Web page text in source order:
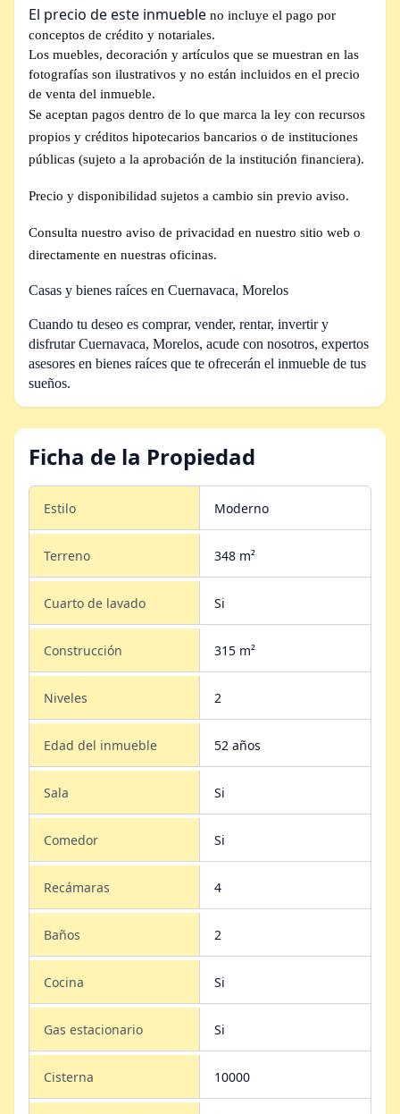
El precio de este inmueble no incluye el pago por
conceptos de crédito y notariales.
Los muebles, decoración y artículos que se muestran en las
fotografías son ilustrativos y no están incluidos en el precio
de venta del inmueble.
Se aceptan pagos dentro de lo que marca la ley con recursos
propios y créditos hipotecarios bancarios o de instituciones
públicas (sujeto a la aprobación de la institución financiera).
Precio y disponibilidad sujetos a cambio sin previo aviso.
Consulta nuestro aviso de privacidad en nuestro sitio web o
directamente en nuestras oficinas.
Casas y bienes raíces en Cuernavaca, Morelos
Cuando tu deseo es comprar, vender, rentar, invertir y
disfrutar Cuernavaca, Morelos, acude con nosotros, expertos
asesores en bienes raíces que te ofrecerán el inmueble de tus
sueños.
Ficha de la Propiedad
Estilo Moderno
Terreno 348 m²
Cuarto de lavado Si
Construcción 315 m²
Niveles 2
Edad del inmueble 52 años
Sala Si
Comedor Si
Recámaras 4
Baños 2
Cocina Si
Gas estacionario Si
Cisterna 10000